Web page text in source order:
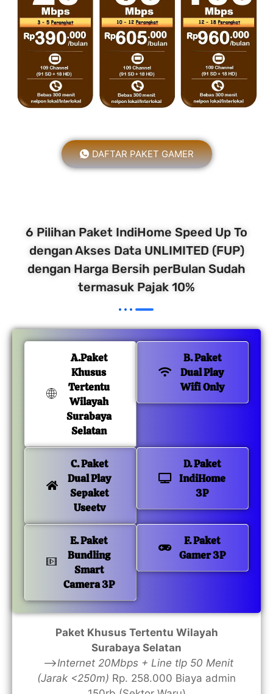
DAFTAR PAKET GAMER
6 Pilihan Paket IndiHome Speed Up To
dengan Akses Data UNLIMITED (FUP)
dengan Harga Bersih perBulan Sudah
termasuk Pajak 10%
A.Paket
Khusus
Tertentu
Wilayah
Surabaya
Selatan
B. Paket
Dual Play
Wifi Only
C. Paket
Dual Play
Sepaket
Useetv
D. Paket
IndiHome
3P
E. Paket
Bundling
Smart
Camera 3P
F. Paket
Gamer 3P
Paket Khusus Tertentu Wilayah
Surabaya Selatan
—>Internet 20Mbps + Line tlp 50 Menit
(Jarak <250m) Rp. 258.000 Biaya admin